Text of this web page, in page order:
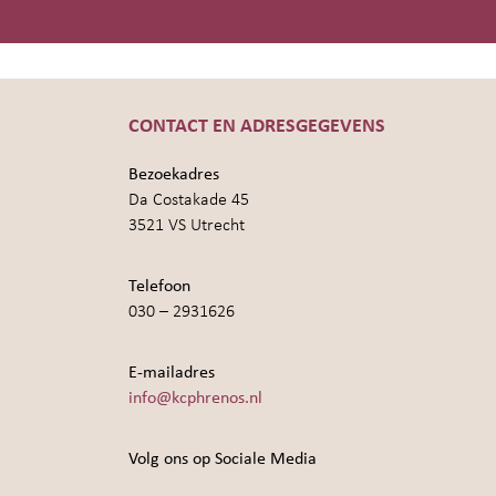
CONTACT EN ADRESGEGEVENS
Bezoekadres
Da Costakade 45
3521 VS Utrecht
Telefoon
030 – 2931626
E-mailadres
info@kcphrenos.nl
Volg ons op Sociale Media